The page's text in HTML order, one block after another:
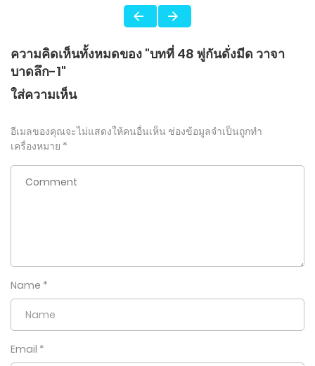
ความคิดเห็นทั้งหมดของ "บทที่ 48 พู่กันดั่งมีด วาจา
บาดลึก-1"
ใส่ความเห็น
อีเมลของคุณจะไม่แสดงให้คนอื่นเห็น ช่องข้อมูลจำเป็นถูกทำ
เครื่องหมาย *
Name *
Email *